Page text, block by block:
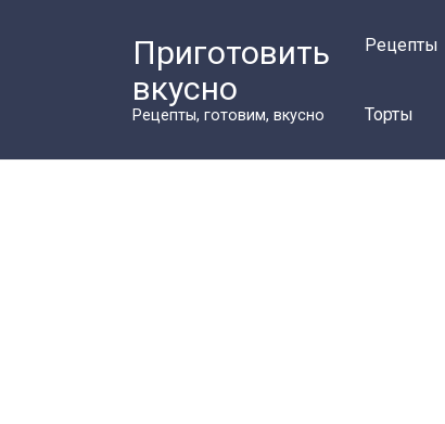
Приготовить
вкусно
Рецепты, готовим, вкусно
Рецепты
Торты